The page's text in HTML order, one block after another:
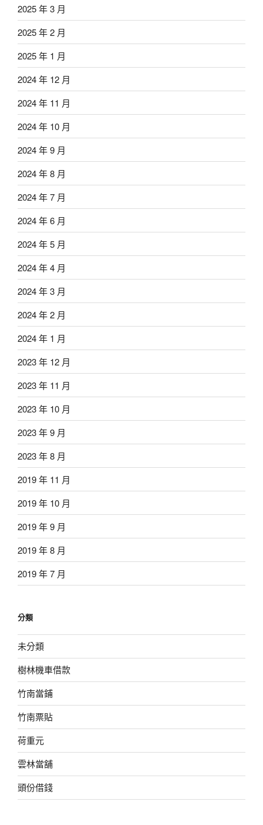
2025 年 3 月
2025 年 2 月
2025 年 1 月
2024 年 12 月
2024 年 11 月
2024 年 10 月
2024 年 9 月
2024 年 8 月
2024 年 7 月
2024 年 6 月
2024 年 5 月
2024 年 4 月
2024 年 3 月
2024 年 2 月
2024 年 1 月
2023 年 12 月
2023 年 11 月
2023 年 10 月
2023 年 9 月
2023 年 8 月
2019 年 11 月
2019 年 10 月
2019 年 9 月
2019 年 8 月
2019 年 7 月
分類
未分類
樹林機車借款
竹南當鋪
竹南票貼
荷重元
雲林當舖
頭份借錢